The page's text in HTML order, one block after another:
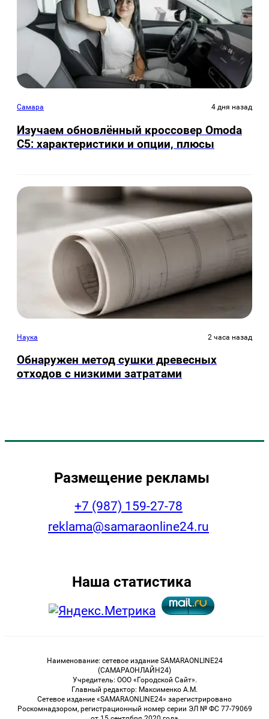
Самара 4 дня назад
Изучаем обновлённый кроссовер Omoda
C5: характеристики и опции, плюсы
Наука 2 часа назад
Обнаружен метод сушки древесных
отходов с низкими затратами
Размещение рекламы
+7 (987) 159-27-78
reklama@samaraonline24.ru
Наша статистика
Наименование: сетевое издание SAMARAONLINE24
(САМАРАОНЛАЙН24)
Учредитель: ООО «Городской Сайт».
Главный редактор: Максименко А.М.
Сетевое издание «SAMARAONLINE24» зарегистрировано
Роскомнадзором, регистрационный номер серии ЭЛ № ФС 77-79069